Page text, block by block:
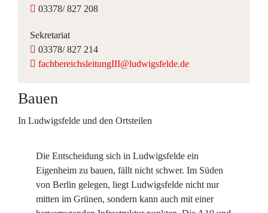
03378/ 827 208
Sekretariat
03378/ 827 214
fachbereichsleitungIII@ludwigsfelde.de
Bauen
In Ludwigsfelde und den Ortsteilen
Die Entscheidung sich in Ludwigsfelde ein
Eigenheim zu bauen, fällt nicht schwer. Im Süden
von Berlin gelegen, liegt Ludwigsfelde nicht nur
mitten im Grünen, sondern kann auch mit einer